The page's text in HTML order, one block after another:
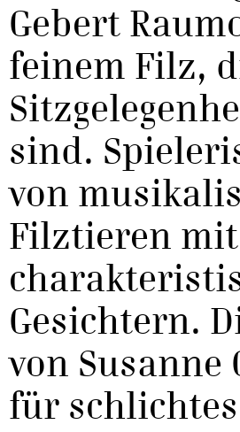
Gebert
feinem Filz,
sind.
von
Filztieren mit
Gesichtern.
von Susanne
für